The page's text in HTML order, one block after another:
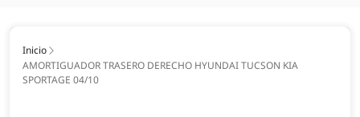
Inicio
AMORTIGUADOR TRASERO DERECHO HYUNDAI TUCSON KIA
SPORTAGE 04/10